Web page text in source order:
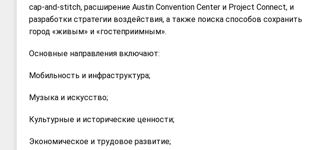
cap-and-stitch, расширение Austin Convention Center и Project Connect, и
разработки стратегии воздействия, а также поиска способов сохранить
город «живым» и «гостеприимным».
Основные направления включают:
Мобильность и инфраструктура;
Музыка и искусство;
Культурные и исторические ценности;
Экономическое и трудовое развитие;